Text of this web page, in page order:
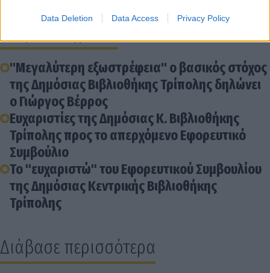
Data Deletion Data Access Privacy Policy
"Μεγαλύτερη εξωστρέφεια" ο βασικός στόχος
της Δημόσιας Βιβλιοθήκης Τρίπολης δηλώνει
ο Γιώργος Βέρρος
Ευχαριστίες της Δημόσιας Κ. Βιβλιοθήκης
Τρίπολης προς το απερχόμενο Εφορευτικό
Συμβούλιο
Το "ευχαριστώ" του Εφορευτικού Συμβουλίου
της Δημόσιας Κεντρικής Βιβλιοθήκης
Τρίπολης
Διάβασε περισσότερα